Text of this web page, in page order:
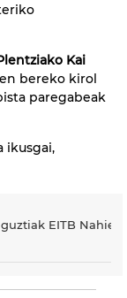
Kai
bereko kirol
paregabeak
ikusgai,
EITB